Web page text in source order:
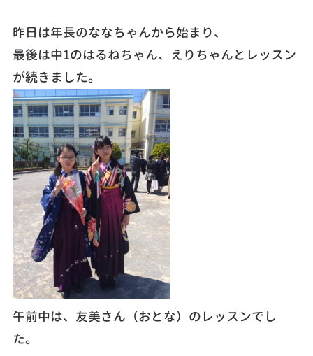
昨日は年長のななちゃんから始まり、
最後は中1のはるねちゃん、えりちゃんとレッスン
が続きました。
午前中は、友美さん（おとな）のレッスンでし
た。